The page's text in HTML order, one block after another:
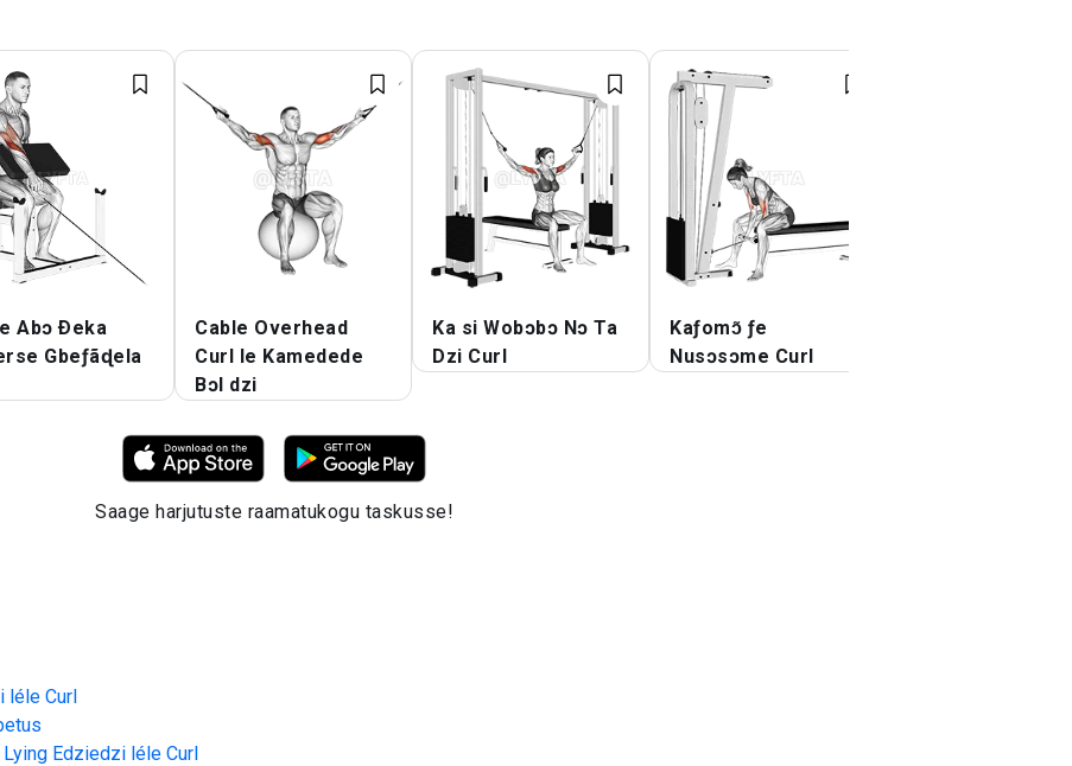
Abɔ Ðeka
Gbeƒãɖela
Cable Overhead
Curl le Kamedede
Bɔl dzi
Ka si Wobɔbɔ Nɔ Ta
Dzi Curl
Kaƒomɔ̃ ƒe
Nusɔsɔme Curl
Saage harjutuste raamatukogu taskusse!
léle Curl
Lying Edziedzi léle Curl